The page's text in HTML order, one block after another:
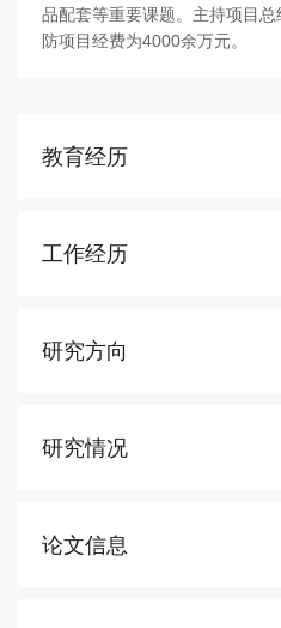
品配套等重要课题。主持项目
防项目经费为4000余万元。
教育经历
工作经历
研究方向
研究情况
论文信息